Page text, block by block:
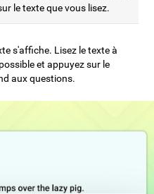
le texte que vous lisez.
s'affiche. Lisez le texte à
et appuyez sur le
aux questions.